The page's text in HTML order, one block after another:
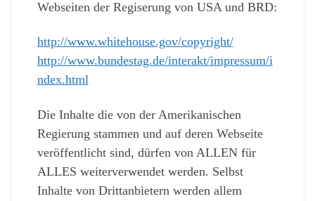
Webseiten der Regiserung von USA und BRD:
http://www.whitehouse.gov/copyright/
http://www.bundestag.de/interakt/impressum/i
ndex.html
Die Inhalte die von der Amerikanischen
Regierung stammen und auf deren Webseite
veröffentlicht sind, dürfen von ALLEN für
ALLES weiterverwendet werden. Selbst
Inhalte von Drittanbietern werden allem